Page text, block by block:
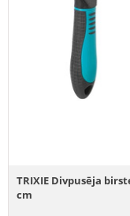
TRIXIE Divpusēja
cm